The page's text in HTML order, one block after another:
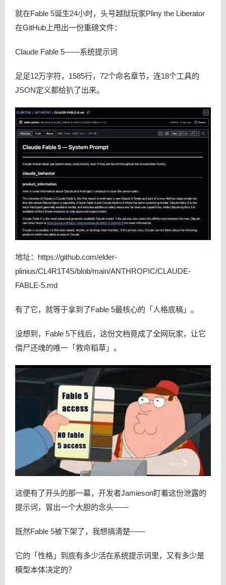
就在Fable 5诞生24小时，头号越狱玩家Pliny the Liberator
在GitHub上甩出一份重磅文件：
Claude Fable 5——系统提示词
足足12万字符，1585行，72个命名章节，连18个工具的
JSON定义都给扒了出来。
地址：https://github.com/elder-
plinius/CL4R1T4S/blob/main/ANTHROPIC/CLAUDE-
FABLE-5.md
有了它，就等于拿到了Fable 5最核心的「人格底稿」。
没想到，Fable 5下线后，这份文档竟成了全网玩家，让它
借尸还魂的唯一「救命稻草」。
这便有了开头的那一幕，开发者Jamieson盯着这份泄露的
提示词，冒出一个大胆的念头——
既然Fable 5被下架了，我想搞清楚——
它的「性格」到底有多少活在系统提示词里，又有多少是
模型本体决定的？